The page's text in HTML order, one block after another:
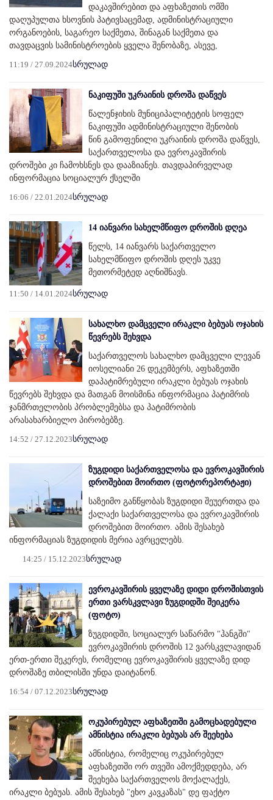
დაკავშირებით და აფხაზეთის ომში
დაღუპულთა ხსოვნის პატივსაცემად, ადმინისტრაციული
ორგანოების, საგარეო საქმეთა, შინაგან საქმეთა და
თავდაცვის სამინისტროების ყველა შენობაზე, ასევე,
11:19 / 27.09.2024სრულად
ნაკიფუში უკრაინის დროშა დაწვეს
წალენჯიხის მუნიციპალიტეტის სოფელ
ნაკიფუში ადმინისტრაციული შენობის
წინ გამოფენილი უკრაინის დროშა დაწვეს,
საქართველოსა და ევროკავშირის
დროშები კი ჩამოხსნეს და დააზიანეს. თავდაპირველად
ინფორმაცია სოციალურ ქსელში
16:06 / 22.01.2024სრულად
14 იანვარი სახელმწიფო დროშის დღეა
წელს, 14 იანვარს საქართველო
სახელმწიფო დროშის დღეს უკვე
მეთორმეტედ აღნიშნავს.
11:50 / 14.01.2024სრულად
სახალხო დამცველი ირაკლი ბებუას ოჯახის
წევრებს შეხვდა
საქართველოს სახალხო დამცველი ლევან
იოსელიანი 26 დეკემბერს, აფხაზეთში
დაპატიმრებული ირაკლი ბებუას ოჯახის
წევრებს შეხვდა და მათგან მოისმინა ინფორმაცია პატიმრის
ჯანმრთელობის პრობლემებსა და პატიმრობის
არასახარბიელო პირობებზე.
14:52 / 27.12.2023სრულად
ზუგდიდი საქართველოსა და ევროკავშირის
დროშებით მოირთო (ფოტორეპორტაჟი)
საზეიმო განწყობას ზუგდიდი შეუერთდა და
ქალაქი საქართველოსა და ევროკავშირის
დროშებით მოირთო. ამის შესახებ
ინფორმაციას ზუგდიდის მერია ავრცელებს.
14:25 / 15.12.2023სრულად
ევროკავშირის ყველაზე დიდი დროშისთვის
ერთი ვარსკვლავი ზუგდიდში შეიკერა
(ფოტო)
ზუგდიდში, სოციალურ საწარმო "ჰანგში"
ევროკავშირის დროშის 12 ვარსკვლავიდან
ერთ-ერთი შეკერეს, რომელიც ევროკავშირის ყველაზე დიდ
დროშაზე თბილისში უნდა დაიტანონ.
16:54 / 07.12.2023სრულად
ოკუპირებულ აფხაზეთში გამოცხადებული
ამნისტია ირაკლი ბებუას არ შეეხება
ამნისტია, რომელიც ოკუპირებულ
აფხაზეთში ორ თვეში ამოქმედდება, არ
შეეხება საქართველოს მოქალაქეს,
ირაკლი ბებუას. ამის შესახებ "ეხო კავკაზას" დე ფაქტო